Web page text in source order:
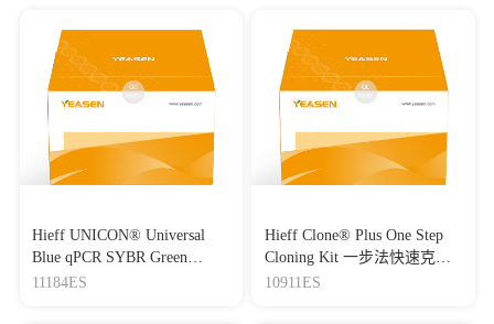
Hieff UNICON® Universal
Blue qPCR SYBR Green
Master Mix
11184ES
Hieff Clone® Plus One Step
Cloning Kit 一步法快速克隆
试剂盒
10911ES